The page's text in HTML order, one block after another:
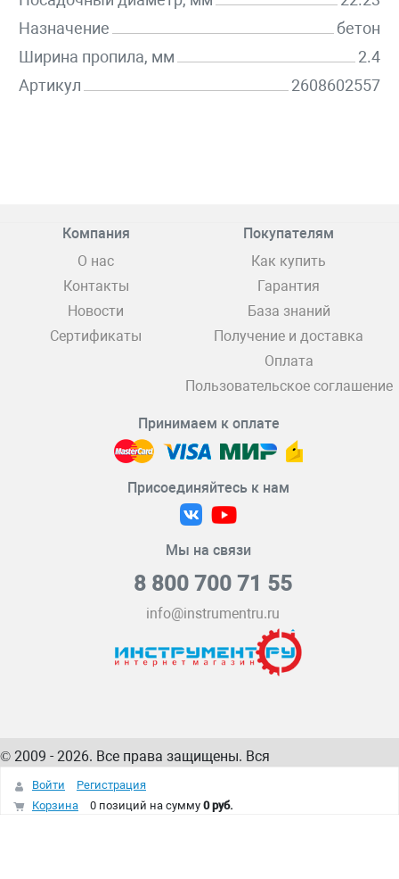
Назначение
бетон
Ширина пропила, мм
2.4
Артикул
2608602557
Компания
О нас
Контакты
Новости
Сертификаты
Покупателям
Как купить
Гарантия
База знаний
Получение и доставка
Оплата
Пользовательское соглашение
Принимаем к оплате
Присоединяйтесь к нам
Мы на связи
8 800 700 71 55
info@instrumentru.ru
© 2009 - 2026. Все права защищены. Вся
информация на сайте – собственность
интернет-магазина
Войти
Регистрация
Корзина
0 позиций на сумму 0 руб.